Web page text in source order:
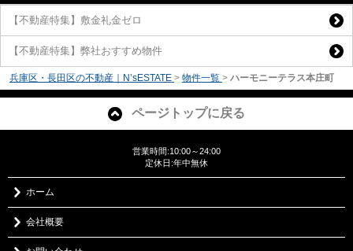
【不動産特集】敷金礼金ゼロ
【不動産特集】弊社おすすめ物件
兵庫区・長田区の不動産｜N’sESTATE > 物件一覧 > ハーモニーテラス本庄町
ページトップに戻る
営業時間:10:00～24:00
定休日:年中無休
ホーム
会社概要